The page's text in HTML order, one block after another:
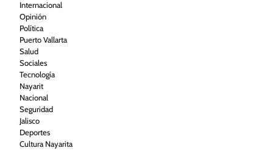
Internacional
Opinión
Política
Puerto Vallarta
Salud
Sociales
Tecnología
Nayarit
Nacional
Seguridad
Jalisco
Deportes
Cultura Nayarita